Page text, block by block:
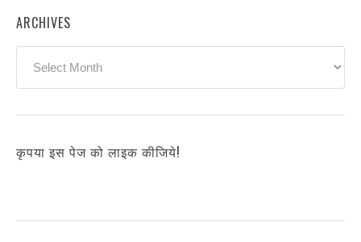
ARCHIVES
कृपया इस पेज को लाइक कीजिये!